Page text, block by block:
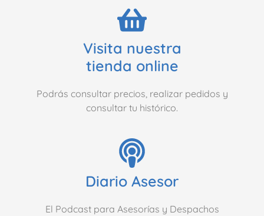
Visita nuestra
tienda online
Podrás consultar precios, realizar pedidos y
consultar tu histórico.
Diario Asesor
El Podcast para Asesorías y Despachos